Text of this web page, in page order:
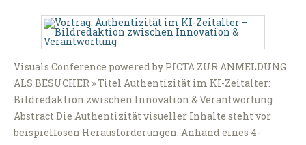
Visuals Conference powered by PICTA ZUR ANMELDUNG
ALS BESUCHER » Titel Authentizität im KI-Zeitalter:
Bildredaktion zwischen Innovation & Verantwortung
Abstract Die Authentizität visueller Inhalte steht vor
beispiellosen Herausforderungen. Anhand eines 4-